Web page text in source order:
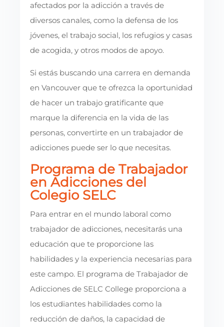
afectados por la adicción a través de
diversos canales, como la defensa de los
jóvenes, el trabajo social, los refugios y casas
de acogida, y otros modos de apoyo.
Si estás buscando una carrera en demanda
en Vancouver que te ofrezca la oportunidad
de hacer un trabajo gratificante que
marque la diferencia en la vida de las
personas, convertirte en un trabajador de
adicciones puede ser lo que necesitas.
Programa de Trabajador
en Adicciones del
Colegio SELC
Para entrar en el mundo laboral como
trabajador de adicciones, necesitarás una
educación que te proporcione las
habilidades y la experiencia necesarias para
este campo. El programa de Trabajador de
Adicciones de SELC College proporciona a
los estudiantes habilidades como la
reducción de daños, la capacidad de